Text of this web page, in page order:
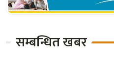
सम्बन्धित खबर